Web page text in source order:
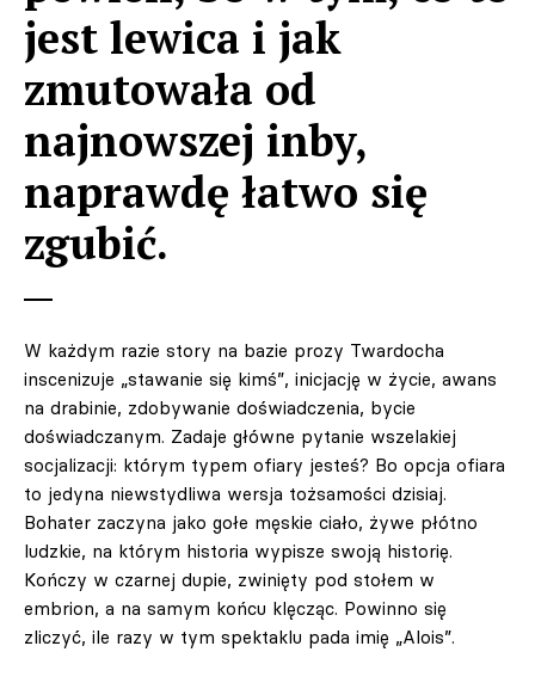
jest lewica i jak
zmutowała od
najnowszej inby,
naprawdę łatwo się
zgubić.
W każdym razie story na bazie prozy Twardocha
inscenizuje „stawanie się kimś”, inicjację w życie, awans
na drabinie, zdobywanie doświadczenia, bycie
doświadczanym. Zadaje główne pytanie wszelakiej
socjalizacji: którym typem ofiary jesteś? Bo opcja ofiara
to jedyna niewstydliwa wersja tożsamości dzisiaj.
Bohater zaczyna jako gołe męskie ciało, żywe płótno
ludzkie, na którym historia wypisze swoją historię.
Kończy w czarnej dupie, zwinięty pod stołem w
embrion, a na samym końcu klęcząc. Powinno się
zliczyć, ile razy w tym spektaklu pada imię „Alois”.